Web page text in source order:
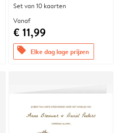
Set van 10 kaarten
Vanaf
€ 11,99
offers Elke dag lage prijzen